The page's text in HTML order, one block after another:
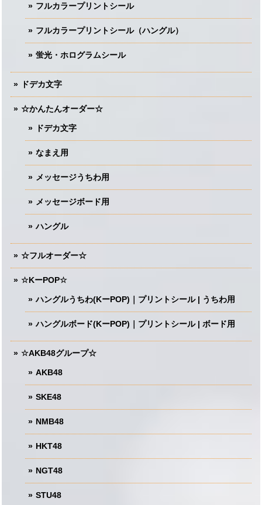
フルカラープリントシール
フルカラープリントシール（ハングル）
蛍光・ホログラムシール
ドデカ文字
☆かんたんオーダー☆
ドデカ文字
なまえ用
メッセージうちわ用
メッセージボード用
ハングル
☆フルオーダー☆
☆KーPOP☆
ハングルうちわ(KーPOP)｜プリントシール | うちわ用
ハングルボード(KーPOP)｜プリントシール | ボード用
☆AKB48グループ☆
AKB48
SKE48
NMB48
HKT48
NGT48
STU48